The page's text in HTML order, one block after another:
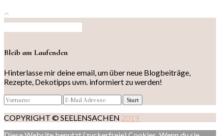
Bleib am Laufenden
Hinterlasse mir deine email, um über neue Blogbeiträge,
Rezepte, Dekotipps uvm. informiert zu werden!
COPYRIGHT © SEELENSACHEN 2019